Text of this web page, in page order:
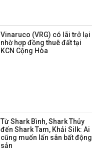
phiếu, người làm chủ
tịch ở tuổi 27
Việt Nam muốn phát
triển quỹ hưu trí: Từ tiết
kiệm gia đình thành
Vinaruco (VRG) có lãi trở lại
nhờ hợp đồng thuê đất tại
KCN Cộng Hòa
Từ Shark Bình, Shark Thủy
đến Shark Tam, Khải Silk: Ai
cũng muốn lấn sân bất động
sản